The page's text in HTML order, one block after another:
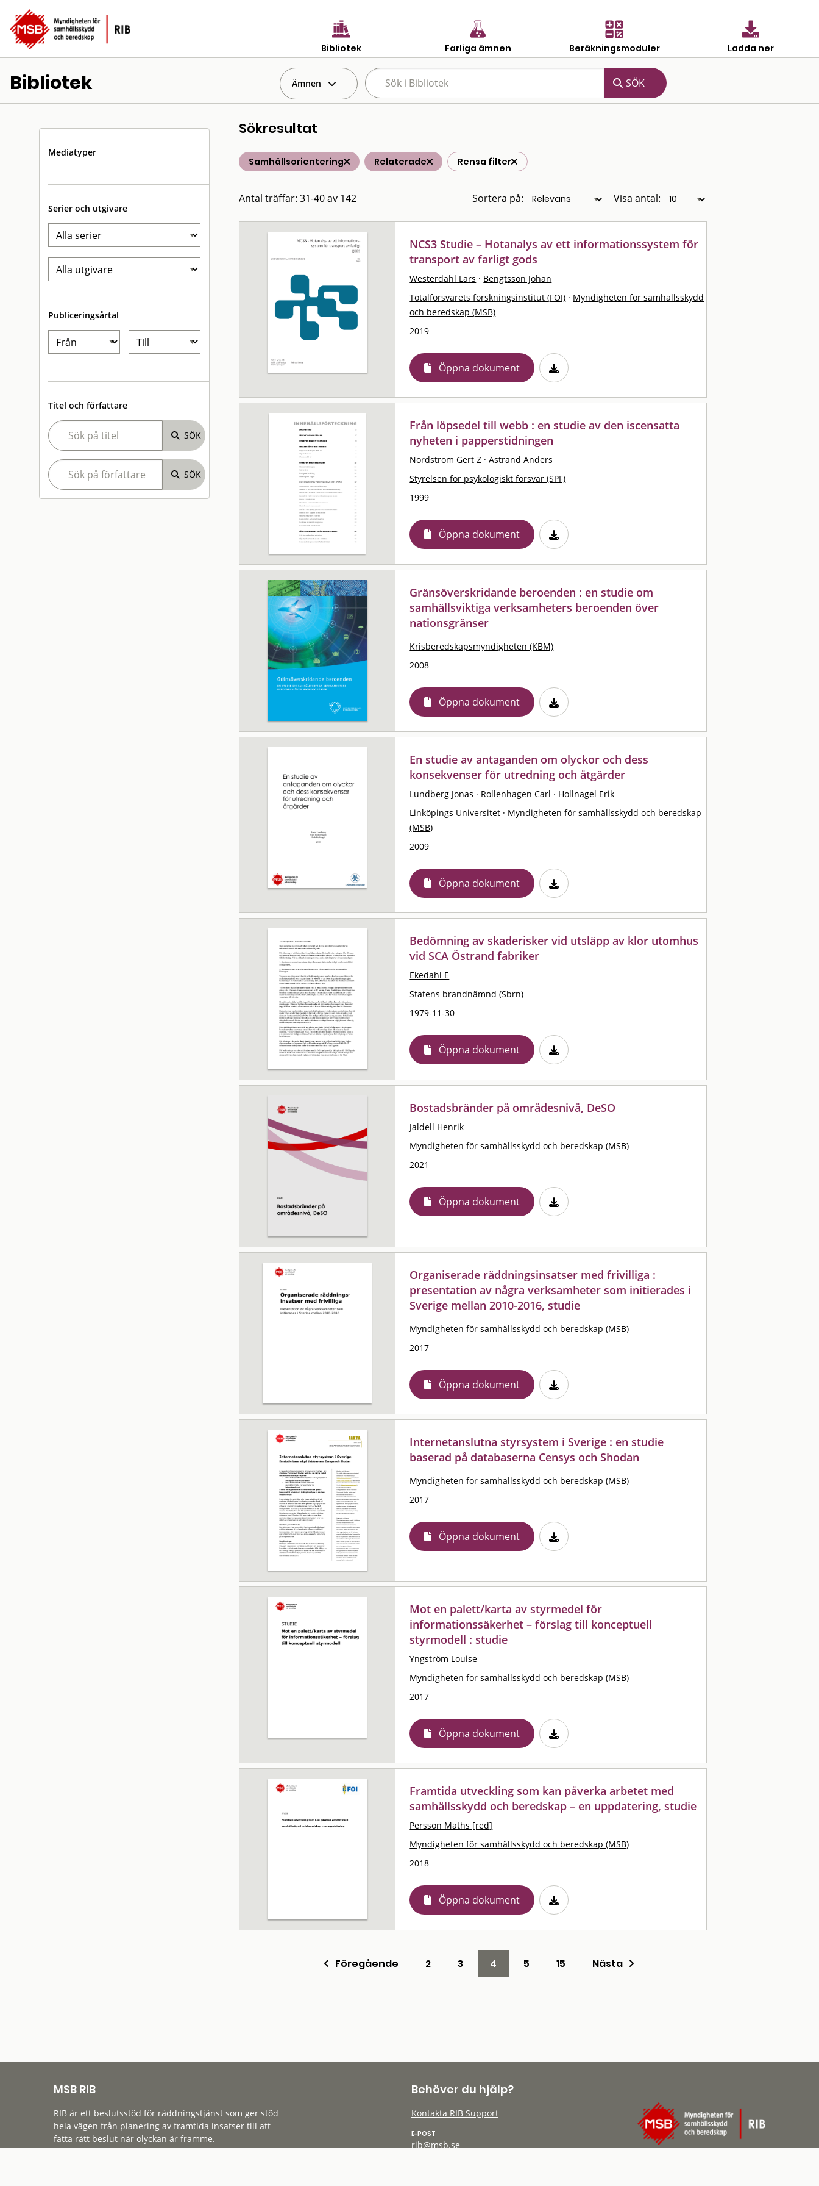
Bibliotek Farliga ämnen Beräkningsmoduler Ladda ner
Bibliotek Ämnen
Mediatyper
Serier och utgivare
Publiceringsårtal
Titel och författare
Sökresultat
Samhällsorientering Relaterade Rensa filter
Antal träffar: 31-40 av 142 Sortera på: Visa antal:
NCS3 Studie – Hotanalys av ett informationssystem för
transport av farligt gods
Westerdahl Lars · Bengtsson Johan
Totalförsvarets forskningsinstitut (FOI) · Myndigheten för samhällsskydd
och beredskap (MSB)
2019
Öppna dokument
Från löpsedel till webb : en studie av den iscensatta
nyheten i papperstidningen
Nordström Gert Z · Åstrand Anders
Styrelsen för psykologiskt försvar (SPF)
1999
Öppna dokument
Gränsöverskridande beroenden : en studie om
samhällsviktiga verksamheters beroenden över
nationsgränser
Krisberedskapsmyndigheten (KBM)
2008
Öppna dokument
En studie av antaganden om olyckor och dess
konsekvenser för utredning och åtgärder
Lundberg Jonas · Rollenhagen Carl · Hollnagel Erik
Linköpings Universitet · Myndigheten för samhällsskydd och beredskap
(MSB)
2009
Öppna dokument
Bedömning av skaderisker vid utsläpp av klor utomhus
vid SCA Östrand fabriker
Ekedahl E
Statens brandnämnd (Sbrn)
1979-11-30
Öppna dokument
Bostadsbränder på områdesnivå, DeSO
Jaldell Henrik
Myndigheten för samhällsskydd och beredskap (MSB)
2021
Öppna dokument
Organiserade räddningsinsatser med frivilliga :
presentation av några verksamheter som initierades i
Sverige mellan 2010-2016, studie
Myndigheten för samhällsskydd och beredskap (MSB)
2017
Öppna dokument
Internetanslutna styrsystem i Sverige : en studie
baserad på databaserna Censys och Shodan
Myndigheten för samhällsskydd och beredskap (MSB)
2017
Öppna dokument
Mot en palett/karta av styrmedel för
informationssäkerhet – förslag till konceptuell
styrmodell : studie
Yngström Louise
Myndigheten för samhällsskydd och beredskap (MSB)
2017
Öppna dokument
Framtida utveckling som kan påverka arbetet med
samhällsskydd och beredskap – en uppdatering, studie
Persson Maths [red]
Myndigheten för samhällsskydd och beredskap (MSB)
2018
Öppna dokument
Föregående 2 3 4 5 15 Nästa
MSB RIB
RIB är ett beslutsstöd för räddningstjänst som ger stöd
hela vägen från planering av framtida insatser till att
fatta rätt beslut när olyckan är framme.
Behöver du hjälp?
Kontakta RIB Support
E-POST
rib@msb.se